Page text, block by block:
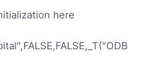
here